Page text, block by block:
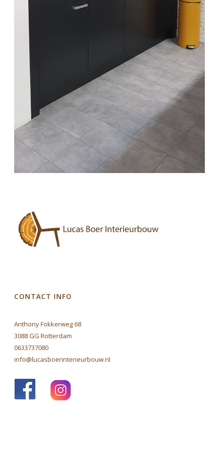
CONTACT INFO
Anthony Fokkerweg 68
3088 GG Rotterdam
0633737080
info@lucasboerinterieurbouw.nl